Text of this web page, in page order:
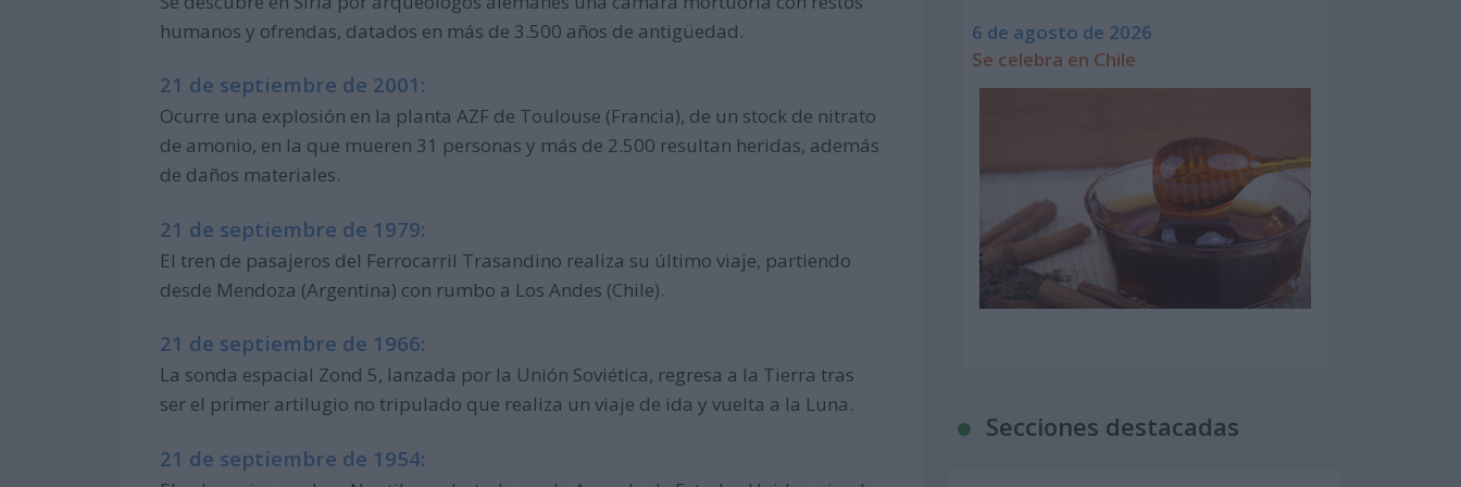
humanos y ofrendas, datados en más de 3.500 años de antigüedad.
21 de septiembre de 2001:
Ocurre una explosión en la planta AZF de Toulouse (Francia), de un stock de nitrato
de amonio, en la que mueren 31 personas y más de 2.500 resultan heridas, además
de daños materiales.
21 de septiembre de 1979:
El tren de pasajeros del Ferrocarril Trasandino realiza su último viaje, partiendo
desde Mendoza (Argentina) con rumbo a Los Andes (Chile).
21 de septiembre de 1966:
La sonda espacial Zond 5, lanzada por la Unión Soviética, regresa a la Tierra tras
ser el primer artilugio no tripulado que realiza un viaje de ida y vuelta a la Luna.
21 de septiembre de 1954:
6 de agosto de 2026
Se celebra en Chile
Secciones destacadas